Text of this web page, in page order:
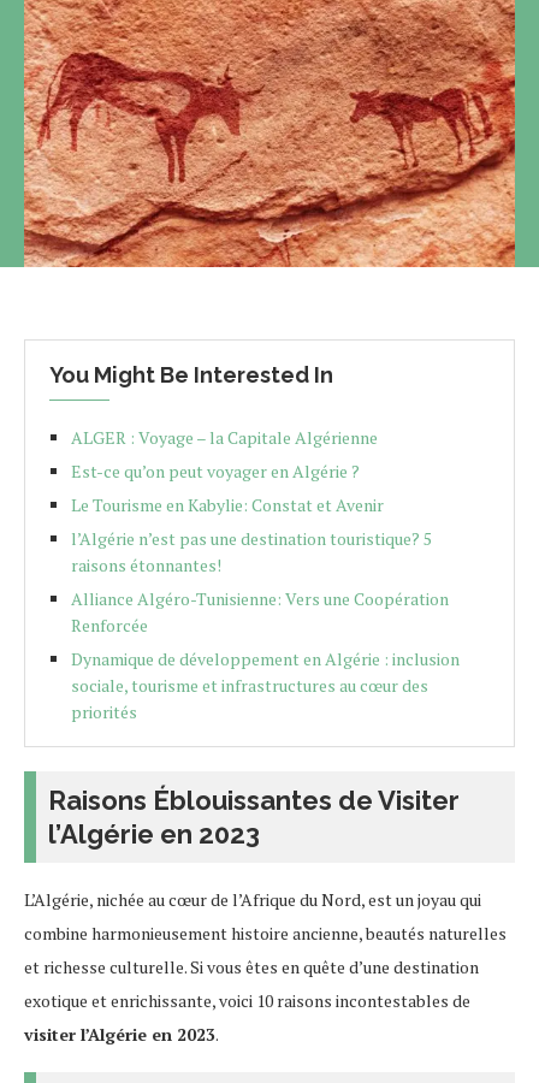
You Might Be Interested In
ALGER : Voyage – la Capitale Algérienne
Est-ce qu’on peut voyager en Algérie ?
Le Tourisme en Kabylie: Constat et Avenir
l’Algérie n’est pas une destination touristique? 5
raisons étonnantes!
Alliance Algéro-Tunisienne: Vers une Coopération
Renforcée
Dynamique de développement en Algérie : inclusion
sociale, tourisme et infrastructures au cœur des
priorités
Raisons Éblouissantes de Visiter
l’Algérie en 2023
L’Algérie, nichée au cœur de l’Afrique du Nord, est un joyau qui
combine harmonieusement histoire ancienne, beautés naturelles
et richesse culturelle. Si vous êtes en quête d’une destination
exotique et enrichissante, voici 10 raisons incontestables de
visiter l’Algérie en 2023.